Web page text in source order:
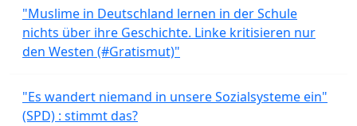
"Muslime in Deutschland lernen in der Schule
nichts über ihre Geschichte. Linke kritisieren nur
den Westen (#Gratismut)"
"Es wandert niemand in unsere Sozialsysteme ein"
(SPD) : stimmt das?